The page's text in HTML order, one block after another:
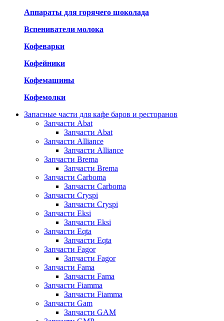
Аппараты для горячего шоколада
Вспениватели молока
Кофеварки
Кофейники
Кофемашины
Кофемолки
Запасные части для кафе баров и ресторанов
Запчасти Abat
Запчасти Abat
Запчасти Alliance
Запчасти Alliance
Запчасти Brema
Запчасти Brema
Запчасти Carboma
Запчасти Carboma
Запчасти Cryspi
Запчасти Cryspi
Запчасти Eksi
Запчасти Eksi
Запчасти Eqta
Запчасти Eqta
Запчасти Fagor
Запчасти Fagor
Запчасти Fama
Запчасти Fama
Запчасти Fiamma
Запчасти Fiamma
Запчасти Gam
Запчасти GAM